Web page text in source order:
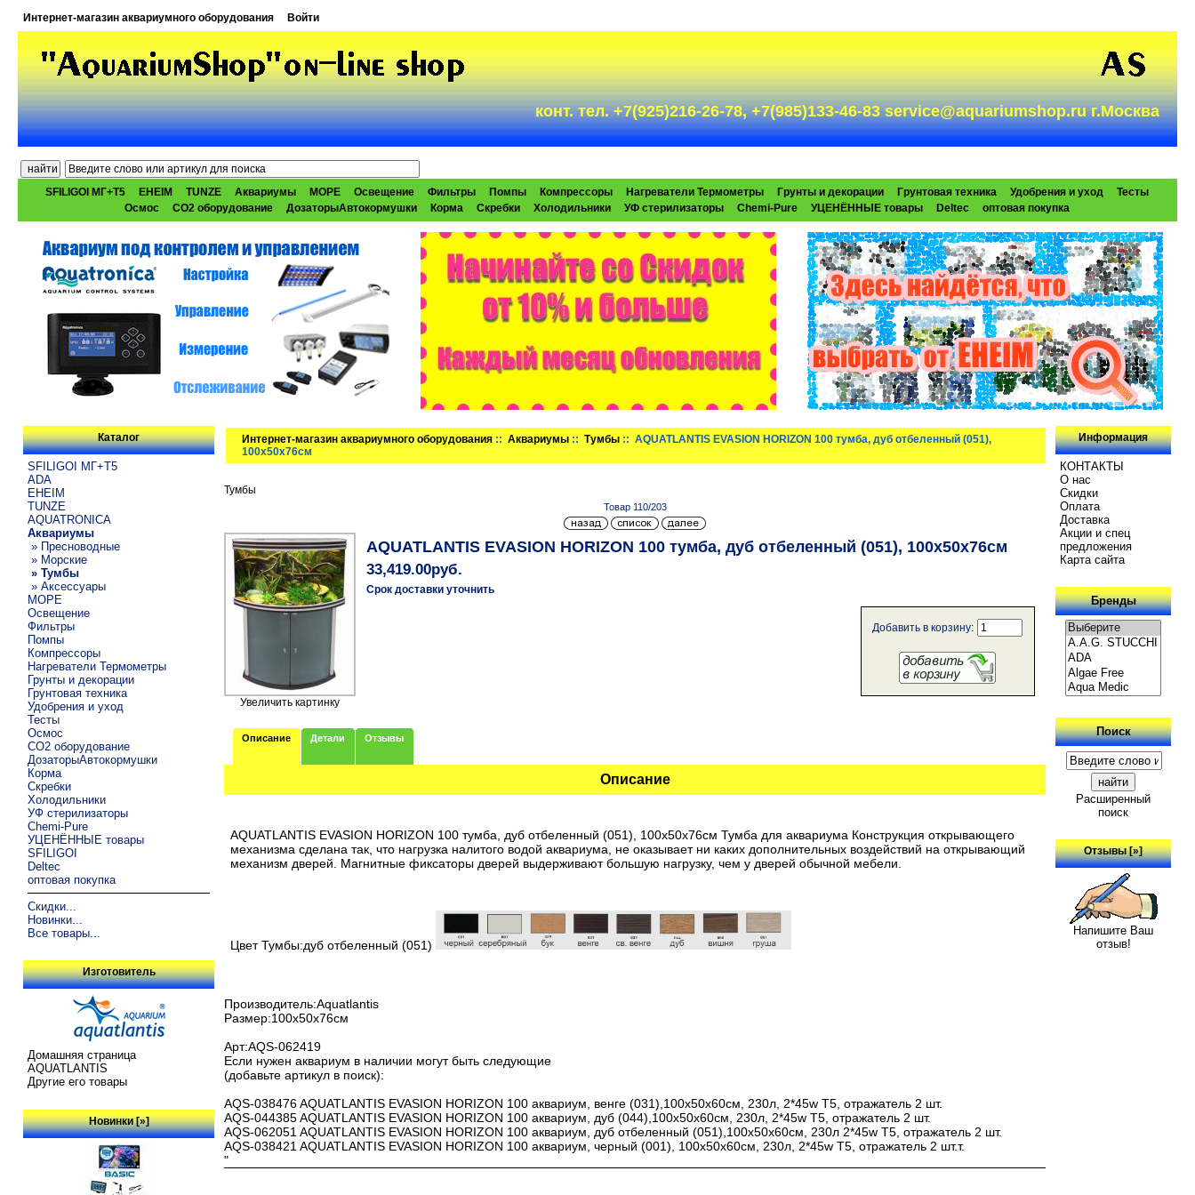
Интернет-магазин аквариумного оборудования Войти
конт. тел. +7(925)216-26-78, +7(985)133-46-83 service@aquariumshop.ru г.Москва
SFILIGOI МГ+Т5 EHEIM TUNZE Аквариумы МОРЕ Освещение Фильтры Помпы Компрессоры Нагреватели Термометры Грунты и декорации Грунтовая техника Удобрения и уход
Тесты
Осмос
CO2 оборудование ДозаторыАвтокормушки Корма Скребки Холодильники УФ стерилизаторы Chemi-Pure УЦЕНЁННЫЕ товары Deltec оптовая покупка
Каталог
SFILIGOI МГ+Т5
ADA
EHEIM
TUNZE
AQUATRONICA
Аквариумы
» Пресноводные
» Морские
» Тумбы
» Аксессуары
МОРЕ
Освещение
Фильтры
Помпы
Компрессоры
Нагреватели Термометры
Грунты и декорации
Грунтовая техника
Удобрения и уход
Тесты
Осмос
CO2 оборудование
ДозаторыАвтокормушки
Корма
Скребки
Холодильники
УФ стерилизаторы
Chemi-Pure
УЦЕНЁННЫЕ товары
SFILIGOI
Deltec
оптовая покупка
Скидки...
Новинки...
Все товары...
Изготовитель
Домашняя страница
AQUATLANTIS
Другие его товары
Новинки [»]
Интернет-магазин аквариумного оборудования ::Аквариумы ::Тумбы :: AQUATLANTIS EVASION HORIZON 100 тумба, дуб отбеленный (051),
100х50х76см
Тумбы
Товар 110/203
Увеличить картинку
AQUATLANTIS EVASION HORIZON 100 тумба, дуб отбеленный (051), 100х50х76см
33,419.00руб.
Срок доставки уточнить
Добавить в корзину:
Описание Детали Отзывы
Описание
AQUATLANTIS EVASION HORIZON 100 тумба, дуб отбеленный (051), 100х50х76см Тумба для аквариума Конструкция открывающего
механизма сделана так, что нагрузка налитого водой аквариума, не оказывает ни каких дополнительных воздействий на открывающий
механизм дверей. Магнитные фиксаторы дверей выдерживают большую нагрузку, чем у дверей обычной мебели.
Цвет Тумбы:дуб отбеленный (051)
Производитель:Aquatlantis
Размер:100х50х76см
Арт:AQS-062419
Если нужен аквариум в наличии могут быть следующие
(добавьте артикул в поиск):
AQS-038476 AQUATLANTIS EVASION HORIZON 100 аквариум, венге (031),100х50х60см, 230л, 2*45w T5, отражатель 2 шт.
AQS-044385 AQUATLANTIS EVASION HORIZON 100 аквариум, дуб (044),100х50х60см, 230л, 2*45w T5, отражатель 2 шт.
AQS-062051 AQUATLANTIS EVASION HORIZON 100 аквариум, дуб отбеленный (051),100х50х60см, 230л 2*45w T5, отражатель 2 шт.
AQS-038421 AQUATLANTIS EVASION HORIZON 100 аквариум, черный (001), 100х50х60см, 230л, 2*45w T5, отражатель 2 шт.т.
"
Информация
КОНТАКТЫ
О нас
Скидки
Oплатa
Доставка
Акции и спец
предложения
Карта сайта
Бренды
Поиск
Расширенный
поиск
Отзывы [»]
Напишите Ваш
отзыв!